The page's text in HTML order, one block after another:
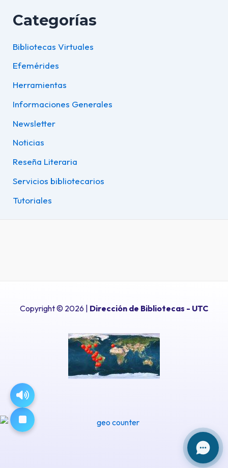
Categorías
Bibliotecas Virtuales
Efemérides
Herramientas
Informaciones Generales
Newsletter
Noticias
Reseña Literaria
Servicios bibliotecarios
Tutoriales
Copyright © 2026 | Dirección de Bibliotecas - UTC